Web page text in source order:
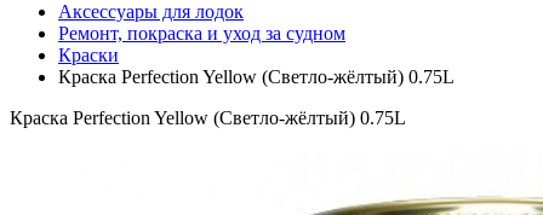
Аксессуары для лодок
Ремонт, покраска и уход за судном
Краски
Краска Perfection Yellow (Светло-жёлтый) 0.75L
Краска Perfection Yellow (Светло-жёлтый) 0.75L